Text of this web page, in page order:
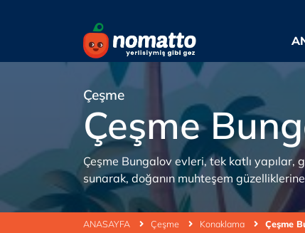
ANASAYFA Çeşme Konaklama Çeşme
Çeşme
Çeşme
Çeşme Bungalov evleri, tek katlı yapılar,
sunarak, doğanın muhteşem